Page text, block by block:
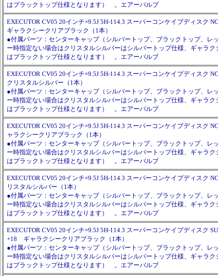
はブラックトップ仕様となります） 。エアーバルブ
EXECUTOR CV05 20インチ×9.5J 5H-114.3 スーパーコンケイプディスク
ギャラクシークリアブラック（1本）
●付属パーツ：センターキャップ（シルバートップ、ブラックトップ、レ
ー時指定ない場合はクリスタルシルバーはシルバートップ仕様、ギャラ
はブラックトップ仕様となります） 。エアーバルブ
EXECUTOR CV05 20インチ×9.5J 5H-114.3 スーパーコンケイプディスク
クリスタルシルバー（1本）
●付属パーツ：センターキャップ（シルバートップ、ブラックトップ、レ
ー時指定ない場合はクリスタルシルバーはシルバートップ仕様、ギャラ
はブラックトップ仕様となります） 。エアーバルブ
EXECUTOR CV05 20インチ×9.5J 5H-114.3 スーパーコンケイプディスク
ャラクシークリアブラック（1本）
●付属パーツ：センターキャップ（シルバートップ、ブラックトップ、レ
ー時指定ない場合はクリスタルシルバーはシルバートップ仕様、ギャラ
はブラックトップ仕様となります） 。エアーバルブ
EXECUTOR CV05 20インチ×9.5J 5H-114.3 スーパーコンケイプディスク
リスタルシルバー（1本）
●付属パーツ：センターキャップ（シルバートップ、ブラックトップ、レ
ー時指定ない場合はクリスタルシルバーはシルバートップ仕様、ギャラ
はブラックトップ仕様となります） 。エアーバルブ
EXECUTOR CV05 20インチ×9.5J 5H-114.3 スーパーコンケイプディスク
+18 ギャラクシークリアブラック（1本）
●付属パーツ：センターキャップ（シルバートップ、ブラックトップ、レ
ー時指定ない場合はクリスタルシルバーはシルバートップ仕様、ギャラ
はブラックトップ仕様となります） 。エアーバルブ